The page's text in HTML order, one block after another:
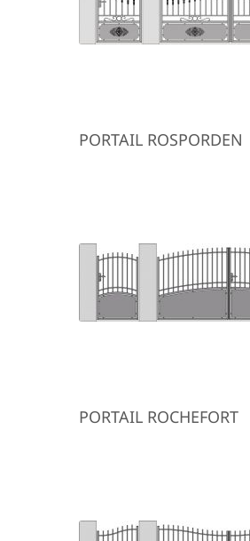
PORTAIL ROSPORDEN
PORTAIL ROCHEFORT